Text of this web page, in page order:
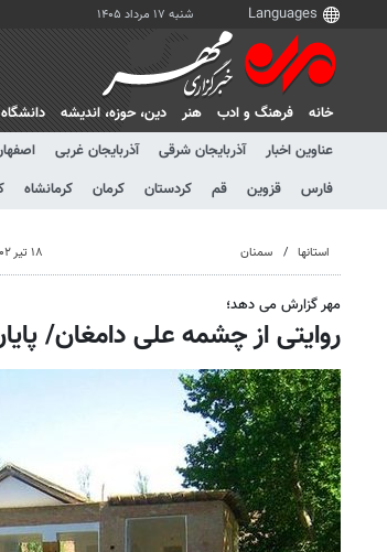
شنبه ۱۷ مرداد ۱۴۰۵
خانه فرهنگ و ادب هنر دين، حوزه، انديشه
عناوین اخبار
آذربایجان شرقی آذربایجان غربی
فارس
قزوین قم کردستان کرمان کرمانشاه
استانها سمنان ۱۸ تیر ۱۴۰۲، ۸:۲۴
مهر گزارش می دهد؛
روایتی از چشمه علی دامغان/